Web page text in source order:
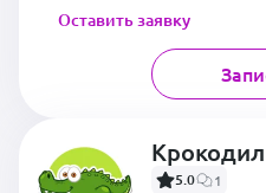
Оставить заявку
Крокодил
5.0 1